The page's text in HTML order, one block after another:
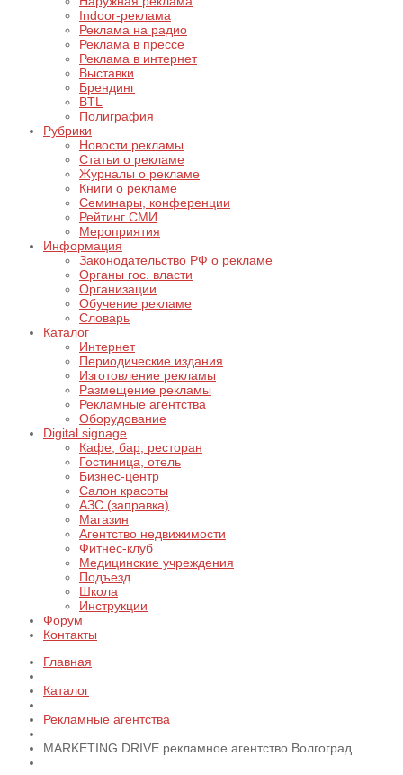
Indoor-реклама
Реклама на радио
Реклама в прессе
Реклама в интернет
Выставки
Брендинг
BTL
Полиграфия
Рубрики
Новости рекламы
Статьи о рекламе
Журналы о рекламе
Книги о рекламе
Семинары, конференции
Рейтинг СМИ
Мероприятия
Информация
Законодательство РФ о рекламе
Органы гос. власти
Организации
Обучение рекламе
Словарь
Каталог
Интернет
Периодические издания
Изготовление рекламы
Размещение рекламы
Рекламные агентства
Оборудование
Digital signage
Кафе, бар, ресторан
Гостиница, отель
Бизнес-центр
Салон красоты
АЗС (заправка)
Магазин
Агентство недвижимости
Фитнес-клуб
Медицинские учреждения
Подъезд
Школа
Инструкции
Форум
Контакты
Главная
Каталог
Рекламные агентства
MARKETING DRIVE рекламное агентство Волгоград